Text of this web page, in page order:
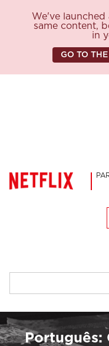
We've launched
same content,
in
GO TO
Português: